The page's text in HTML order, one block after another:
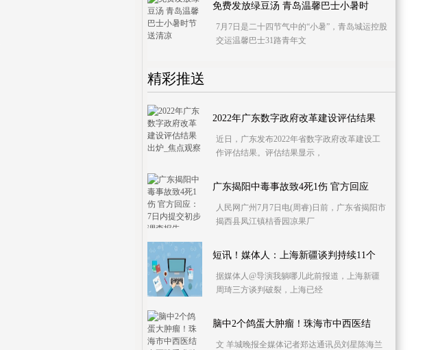
免费发放绿豆汤 青岛温馨巴士小暑时
7月7日是二十四节气中的“小暑”，青岛城运控股
交运温馨巴士31路青年文
精彩推送
2022年广东数字政府改革建设评估结果
近日，广东发布2022年省数字政府改革建设工
作评估结果。评估结果显示，
广东揭阳中毒事故致4死1伤 官方回应
人民网广州7月7日电(周睿)日前，广东省揭阳市
揭西县凤江镇桔香园凉果厂
短讯！媒体人：上海新疆谈判持续11个
据媒体人@导演我躺哪儿此前报道，上海新疆
周琦三方谈判破裂，上海已经
脑中2个鸽蛋大肿瘤！珠海市中西医结
文 羊城晚报全媒体记者郑达通讯员刘星陈海兰